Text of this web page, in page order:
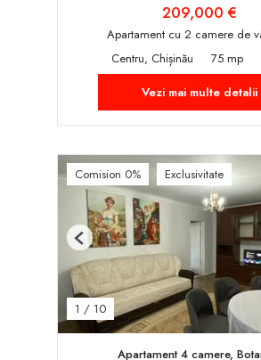
209,000 €
Apartament cu 2 camere de
Centru, Chișinău
75 mp
Vezi mai multe detalii
Comision 0% Exclusivitate
1 / 10
Previous
Apartament 4 camere,